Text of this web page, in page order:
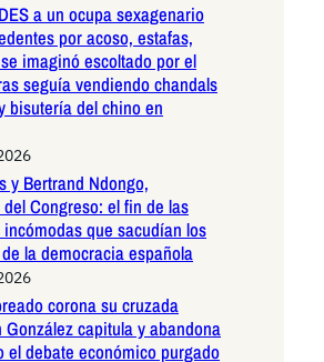
a un ocupa sexagenario
por acoso, estafas,
imaginó escoltado por el
seguía vendiendo chandals
bisutería del chino en
y Bertrand Ndongo,
Congreso: el fin de las
que sacudían los
la democracia española
corona su cruzada
González capitula y abandona
el debate económico purgado